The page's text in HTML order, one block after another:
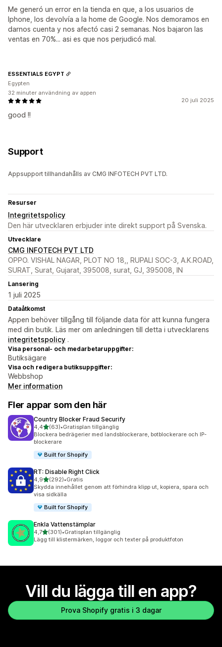
Me generó un error en la tienda en que, a los usuarios de
Iphone, los devolvía a la home de Google. Nos demoramos en
darnos cuenta y nos afectó casi 2 semanas. Nos bajaron las
ventas en 70%... asi es que nos perjudicó mal.
20 juli 2025
good !!
ESSENTIALS EGYPT
Egypten
32 minuter användning av appen
Support
Appsupport tillhandahålls av CMG INFOTECH PVT LTD.
Resurser
Integritetspolicy
Den här utvecklaren erbjuder inte direkt support på Svenska.
Utvecklare
CMG INFOTECH PVT LTD
OPPO. VISHAL NAGAR, PLOT NO 18,, RUPALI SOC-3, A.K.ROAD,
SURAT, Surat, Gujarat, 395008, surat, GJ, 395008, IN
Lansering
1 juli 2025
Dataåtkomst
Appen behöver tillgång till följande data för att kunna fungera
med din butik. Läs mer om anledningen till detta i utvecklarens
integritetspolicy .
Visa personal- och medarbetaruppgifter:
Butiksägare
Visa och redigera butiksuppgifter:
Webbshop
Mer information
Fler appar som den här
Country Blocker Fraud Securify
4,4av 5 stjärnor
(63)
63 recensioner totalt
•Gratisplan tillgänglig
Blockera bedrägerier med landsblockerare, botblockerare och IP-
blockerare
Built for Shopify
RT: Disable Right Click
4,9av 5 stjärnor
(292)
292 recensioner totalt
•Gratis
Skydda innehållet genom att förhindra klipp ut, kopiera, spara och
visa sidkälla
Built for Shopify
Enkla Vattenstämplar
4,7av 5 stjärnor
(301)
301 recensioner totalt
•Gratisplan tillgänglig
Lägg till klistermärken, loggor och texter på produktfoton
Vill du lägga till en app?
Prova Shopify gratis i 3 dagar